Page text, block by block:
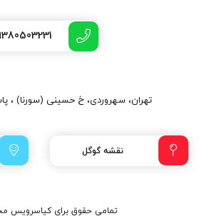
تهران، سهروردی، خ حسینی (سورنا) ،
نقشه گوگل
تمامی حقوق برای کیاسرویس